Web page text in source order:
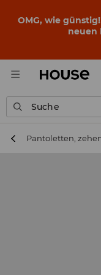
OMG, wie
neuen
Suche
Pantoletten,